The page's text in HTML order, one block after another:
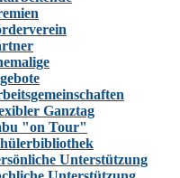
Ganztag
"on Tour"
Unterstützung